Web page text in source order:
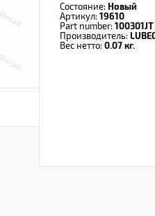
Состояние: Новый
Артикул: 19610
Part number: 100301JT
Производитель:
Вес нетто: 0.07 кг.